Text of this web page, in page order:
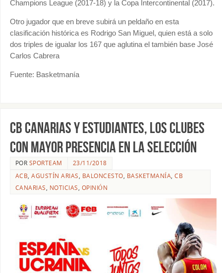
Champions League (2017-18) y la Copa Intercontinental (2017).
Otro jugador que en breve subirá un peldaño en esta
clasificación histórica es Rodrigo San Miguel, quien está a solo
dos triples de igualar los 167 que aglutina el también base José
Carlos Cabrera
Fuente: Basketmanía
CB Canarias y Estudiantes, los clubes
con mayor presencia en la selección
POR SPORTEAM
23/11/2018
ACB,AGUSTÍN ARIAS, BALONCESTO, BASKETMANÍA,CB
CANARIAS, NOTICIAS, OPINIÓN